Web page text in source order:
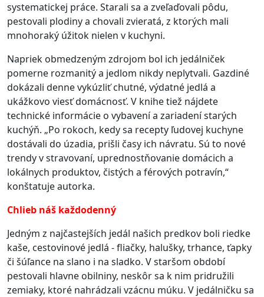
systematickej práce. Starali sa a zveľaďovali pôdu,
pestovali plodiny a chovali zvieratá, z ktorých mali
mnohoraký úžitok nielen v kuchyni.
Napriek obmedzeným zdrojom bol ich jedálniček
pomerne rozmanitý a jedlom nikdy neplytvali. Gazdiné
dokázali denne vykúzliť chutné, výdatné jedlá a
ukážkovo viesť domácnosť. V knihe tiež nájdete
technické informácie o vybavení a zariadení starých
kuchýň. „Po rokoch, kedy sa recepty ľudovej kuchyne
dostávali do úzadia, prišli časy ich návratu. Sú to nové
trendy v stravovaní, uprednostňovanie domácich a
lokálnych produktov, čistých a férových potravín,“
konštatuje autorka.
Chlieb náš každodenný
Jedným z najčastejších jedál našich predkov boli riedke
kaše, cestovinové jedlá - fliačky, halušky, trhance, ťapky
či šúľance na slano i na sladko. V staršom období
pestovali hlavne obilniny, neskôr sa k nim pridružili
zemiaky, ktoré nahrádzali vzácnu múku. V jedálničku sa